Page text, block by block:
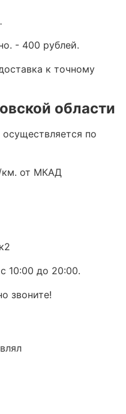
- 400 рублей.
к точному
области
по
км. от МКАД
10:00 до 20:00.
звоните!